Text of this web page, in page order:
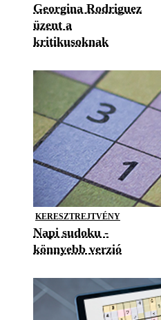
Georgina Rodriguez
üzent a
kritikusoknak
KERESZTREJTVÉNY
Napi sudoku -
könnyebb verzió